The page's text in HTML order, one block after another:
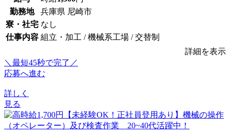
勤務地
兵庫県 尼崎市
寮・社宅 なし
仕事内容 組立・加工 / 機械系工場 / 交替制
詳細を表示
＼最短45秒で完了／
応募へ進む
詳しく
見る